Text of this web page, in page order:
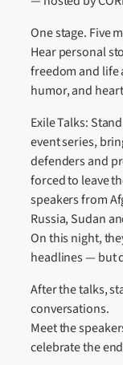
One stage. Five
Hear personal
freedom and
humor, and
Exile Talks:
event series,
defenders and
forced to leave
speakers from
Russia, Sudan
On this night,
headlines — but
After the talks,
conversations.
Meet the
celebrate the